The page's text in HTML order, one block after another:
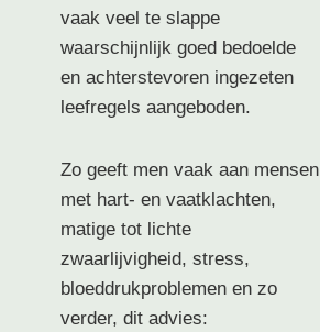
vaak veel te slappe
waarschijnlijk goed bedoelde
en achterstevoren ingezeten
leefregels aangeboden.
Zo geeft men vaak aan mensen
met hart- en vaatklachten,
matige tot lichte
zwaarlijvigheid, stress,
bloeddrukproblemen en zo
verder, dit advies: